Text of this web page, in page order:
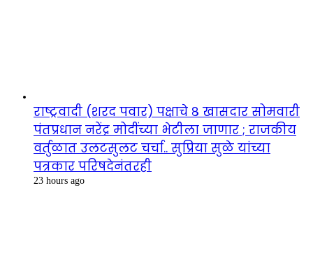
राष्ट्रवादी (शरद पवार) पक्षाचे ८ खासदार सोमवारी
पंतप्रधान नरेंद्र मोदींच्या भेटीला जाणार ; राजकीय
वर्तुळात उलटसुलट चर्चा.. सुप्रिया सुळे यांच्या
पत्रकार परिषदेनंतरही
23 hours ago